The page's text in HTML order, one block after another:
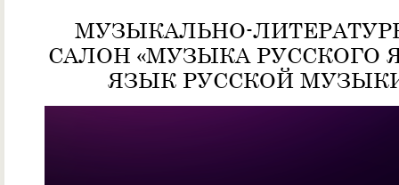
МУЗЫКАЛЬНО-
САЛОН «МУЗЫКА РУССКОГО
ЯЗЫК РУССКОЙ